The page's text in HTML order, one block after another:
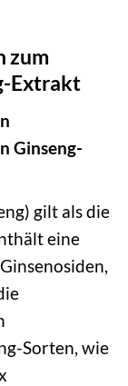
zum
Extrakt
Ginseng-
gilt als die
eine
Sorten, wie